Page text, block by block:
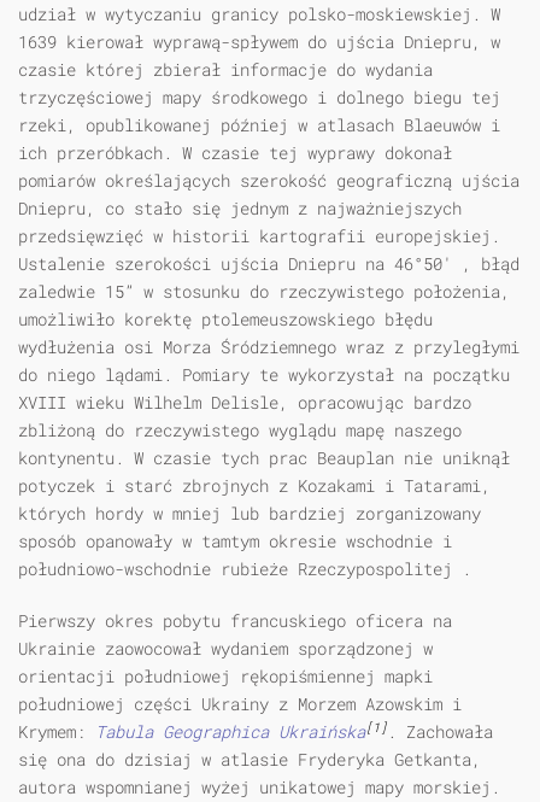
udział w wytyczaniu granicy polsko-moskiewskiej. W
1639 kierował wyprawą-spływem do ujścia Dniepru, w
czasie której zbierał informacje do wydania
trzyczęściowej mapy środkowego i dolnego biegu tej
rzeki, opublikowanej później w atlasach Blaeuwów i
ich przeróbkach. W czasie tej wyprawy dokonał
pomiarów określających szerokość geograficzną ujścia
Dniepru, co stało się jednym z najważniejszych
przedsięwzięć w historii kartografii europejskiej.
Ustalenie szerokości ujścia Dniepru na 46°50' , błąd
zaledwie 15” w stosunku do rzeczywistego położenia,
umożliwiło korektę ptolemeuszowskiego błędu
wydłużenia osi Morza Śródziemnego wraz z przyległymi
do niego lądami. Pomiary te wykorzystał na początku
XVIII wieku Wilhelm Delisle, opracowując bardzo
zbliżoną do rzeczywistego wyglądu mapę naszego
kontynentu. W czasie tych prac Beauplan nie uniknął
potyczek i starć zbrojnych z Kozakami i Tatarami,
których hordy w mniej lub bardziej zorganizowany
sposób opanowały w tamtym okresie wschodnie i
południowo-wschodnie rubieże Rzeczypospolitej .
Pierwszy okres pobytu francuskiego oficera na
Ukrainie zaowocował wydaniem sporządzonej w
orientacji południowej rękopiśmiennej mapki
południowej części Ukrainy z Morzem Azowskim i
Krymem:
Tabula Geographica Ukraińska[1] . Zachowała
się ona do dzisiaj w atlasie Fryderyka Getkanta,
autora wspomnianej wyżej unikatowej mapy morskiej.